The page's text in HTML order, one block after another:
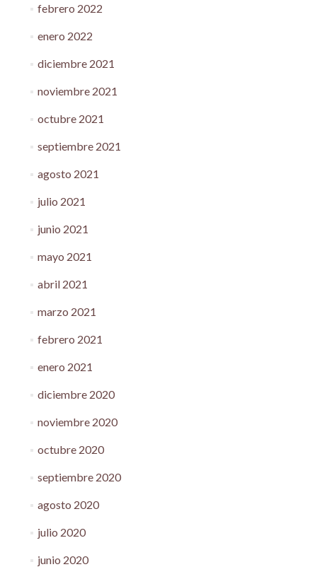
febrero 2022
enero 2022
diciembre 2021
noviembre 2021
octubre 2021
septiembre 2021
agosto 2021
julio 2021
junio 2021
mayo 2021
abril 2021
marzo 2021
febrero 2021
enero 2021
diciembre 2020
noviembre 2020
octubre 2020
septiembre 2020
agosto 2020
julio 2020
junio 2020